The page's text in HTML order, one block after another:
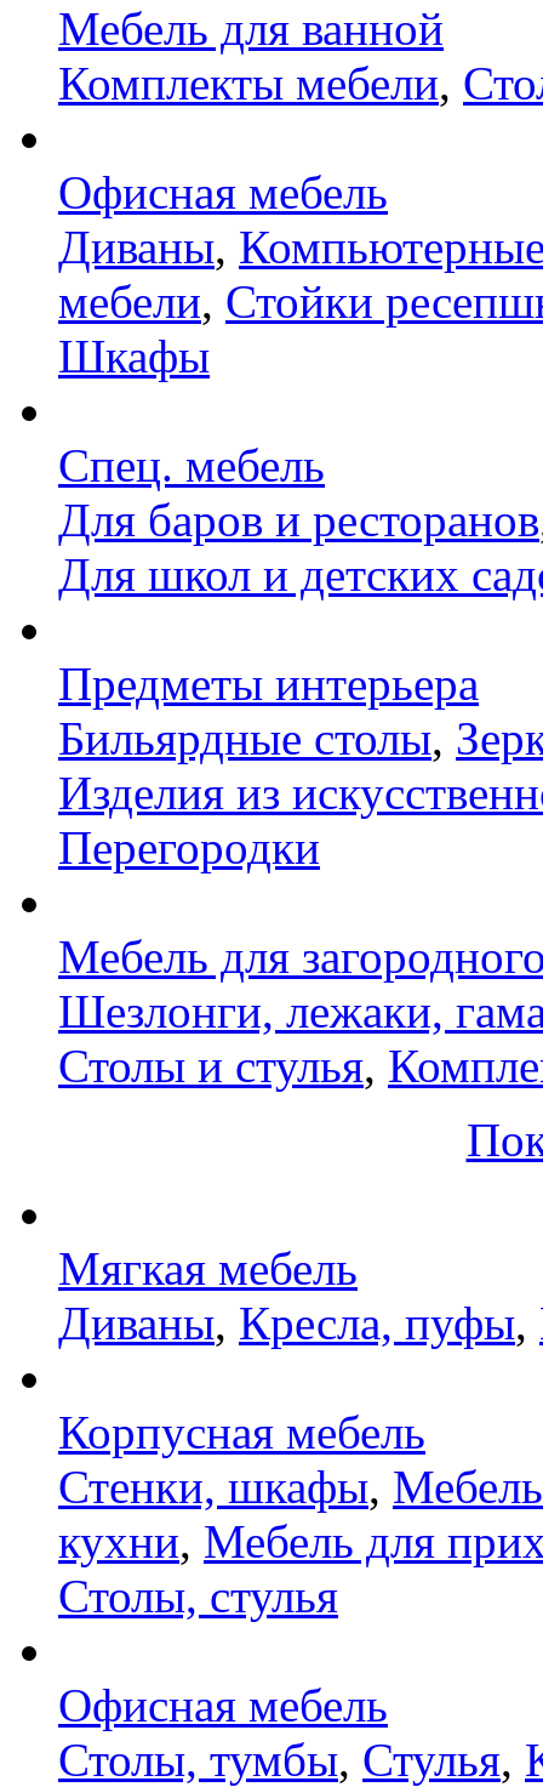
Мебель для ванной
Комплекты мебели,
Офисная мебель
Диваны,
мебели, Стойки
Шкафы
Спец. мебель
Для баров и ресторанов
Для школ и детских
Предметы интерьера
Бильярдные столы,
Изделия из
Перегородки
Мебель для
Шезлонги, лежаки,
Столы и стулья,
Мягкая мебель
Диваны, Кресла, пуфы,
Корпусная мебель
Стенки, шкафы,
кухни, Мебель для
Столы, стулья
Офисная мебель
Столы, тумбы, Стулья,